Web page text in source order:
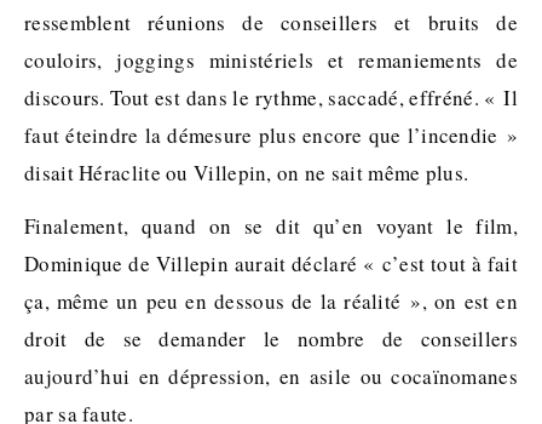
ressemblent réunions de conseillers et bruits de
couloirs, joggings ministériels et remaniements de
discours. Tout est dans le rythme, saccadé, effréné. « Il
faut éteindre la démesure plus encore que l’incendie »
disait Héraclite ou Villepin, on ne sait même plus.
Finalement, quand on se dit qu’en voyant le film,
Dominique de Villepin aurait déclaré « c’est tout à fait
ça, même un peu en dessous de la réalité », on est en
droit de se demander le nombre de conseillers
aujourd’hui en dépression, en asile ou cocaïnomanes
par sa faute.